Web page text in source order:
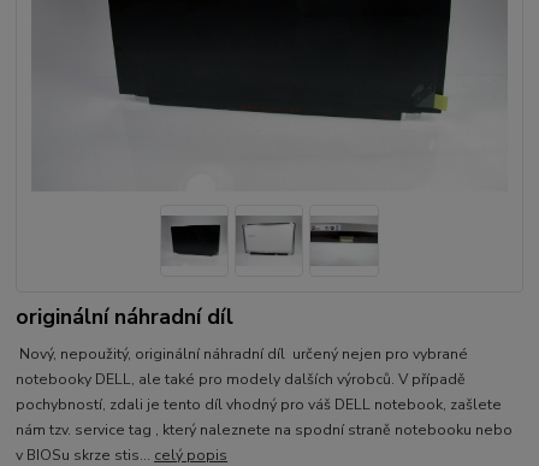
originální náhradní díl
Nový, nepoužitý, originální náhradní díl určený nejen pro vybrané
notebooky DELL, ale také pro modely dalších výrobců. V případě
pochybností, zdali je tento díl vhodný pro váš DELL notebook, zašlete
nám tzv. service tag , který naleznete na spodní straně notebooku nebo
v BIOSu skrze stis... celý popis